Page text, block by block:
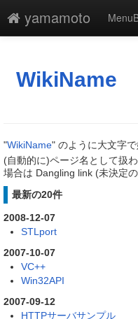
yamamoto
添付
最終更新
単語検索
WikiName
"WikiName" のように大文字
(自動的に)ページ名として扱
場合は Dangling link (未決定
最新の20件
2008-12-07
STLport
2007-10-07
VC++
Win32API
2007-09-12
HTTPサーバサンプル